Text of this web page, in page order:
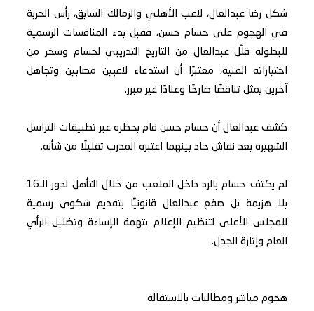
شكل رضا عبدالعال، لاعب الأهلي والزمالك السابق، رأس الحربة
في الهجوم على حسام حسن، فقبل بدء المنافسات الرسمية
للبطولة قلّل عبدالعال من التاريخ التدريبي لحسام وسخر من
اختياراته الفنية، معتبرًا أن استدعاء لاعبين مصابين وتجاهل
آخرين يمثل تناقضًا صارخًا وعنادًا غير مبرر.
كشف عبدالعال أن حسام حسن قام بحظره عبر تطبيقات التراسل
الشهيرة بعد نقاش حاد بينهما اعتبره المدرب تقليلًا من شأنه.
لم يكتف حسام بالرد داخل الملعب من خلال التأهل لدور الـ16
بلا هزيمة بل صفع عبدالعال قانونيًّا بتقديم شكوى رسمية
للمجلس الأعلى لتنظيم الإعلام بتهمة الإساءة وتضليل الرأي
العام وإثارة الجدل.
هجوم مباشر ومطالبات بالاستقالة